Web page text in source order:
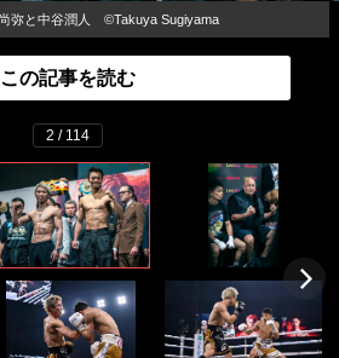
弥と中谷潤人 ©Takuya Sugiyama
この記事を読む
2 / 114